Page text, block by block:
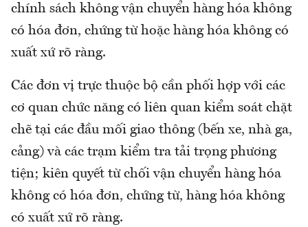
chính sách không vận chuyển hàng hóa không
có hóa đơn, chứng từ hoặc hàng hóa không có
xuất xứ rõ ràng.
Các đơn vị trực thuộc bộ cần phối hợp với các
cơ quan chức năng có liên quan kiểm soát chặt
chẽ tại các đầu mối giao thông (bến xe, nhà ga,
cảng) và các trạm kiểm tra tải trọng phương
tiện; kiên quyết từ chối vận chuyển hàng hóa
không có hóa đơn, chứng từ, hàng hóa không
có xuất xứ rõ ràng.